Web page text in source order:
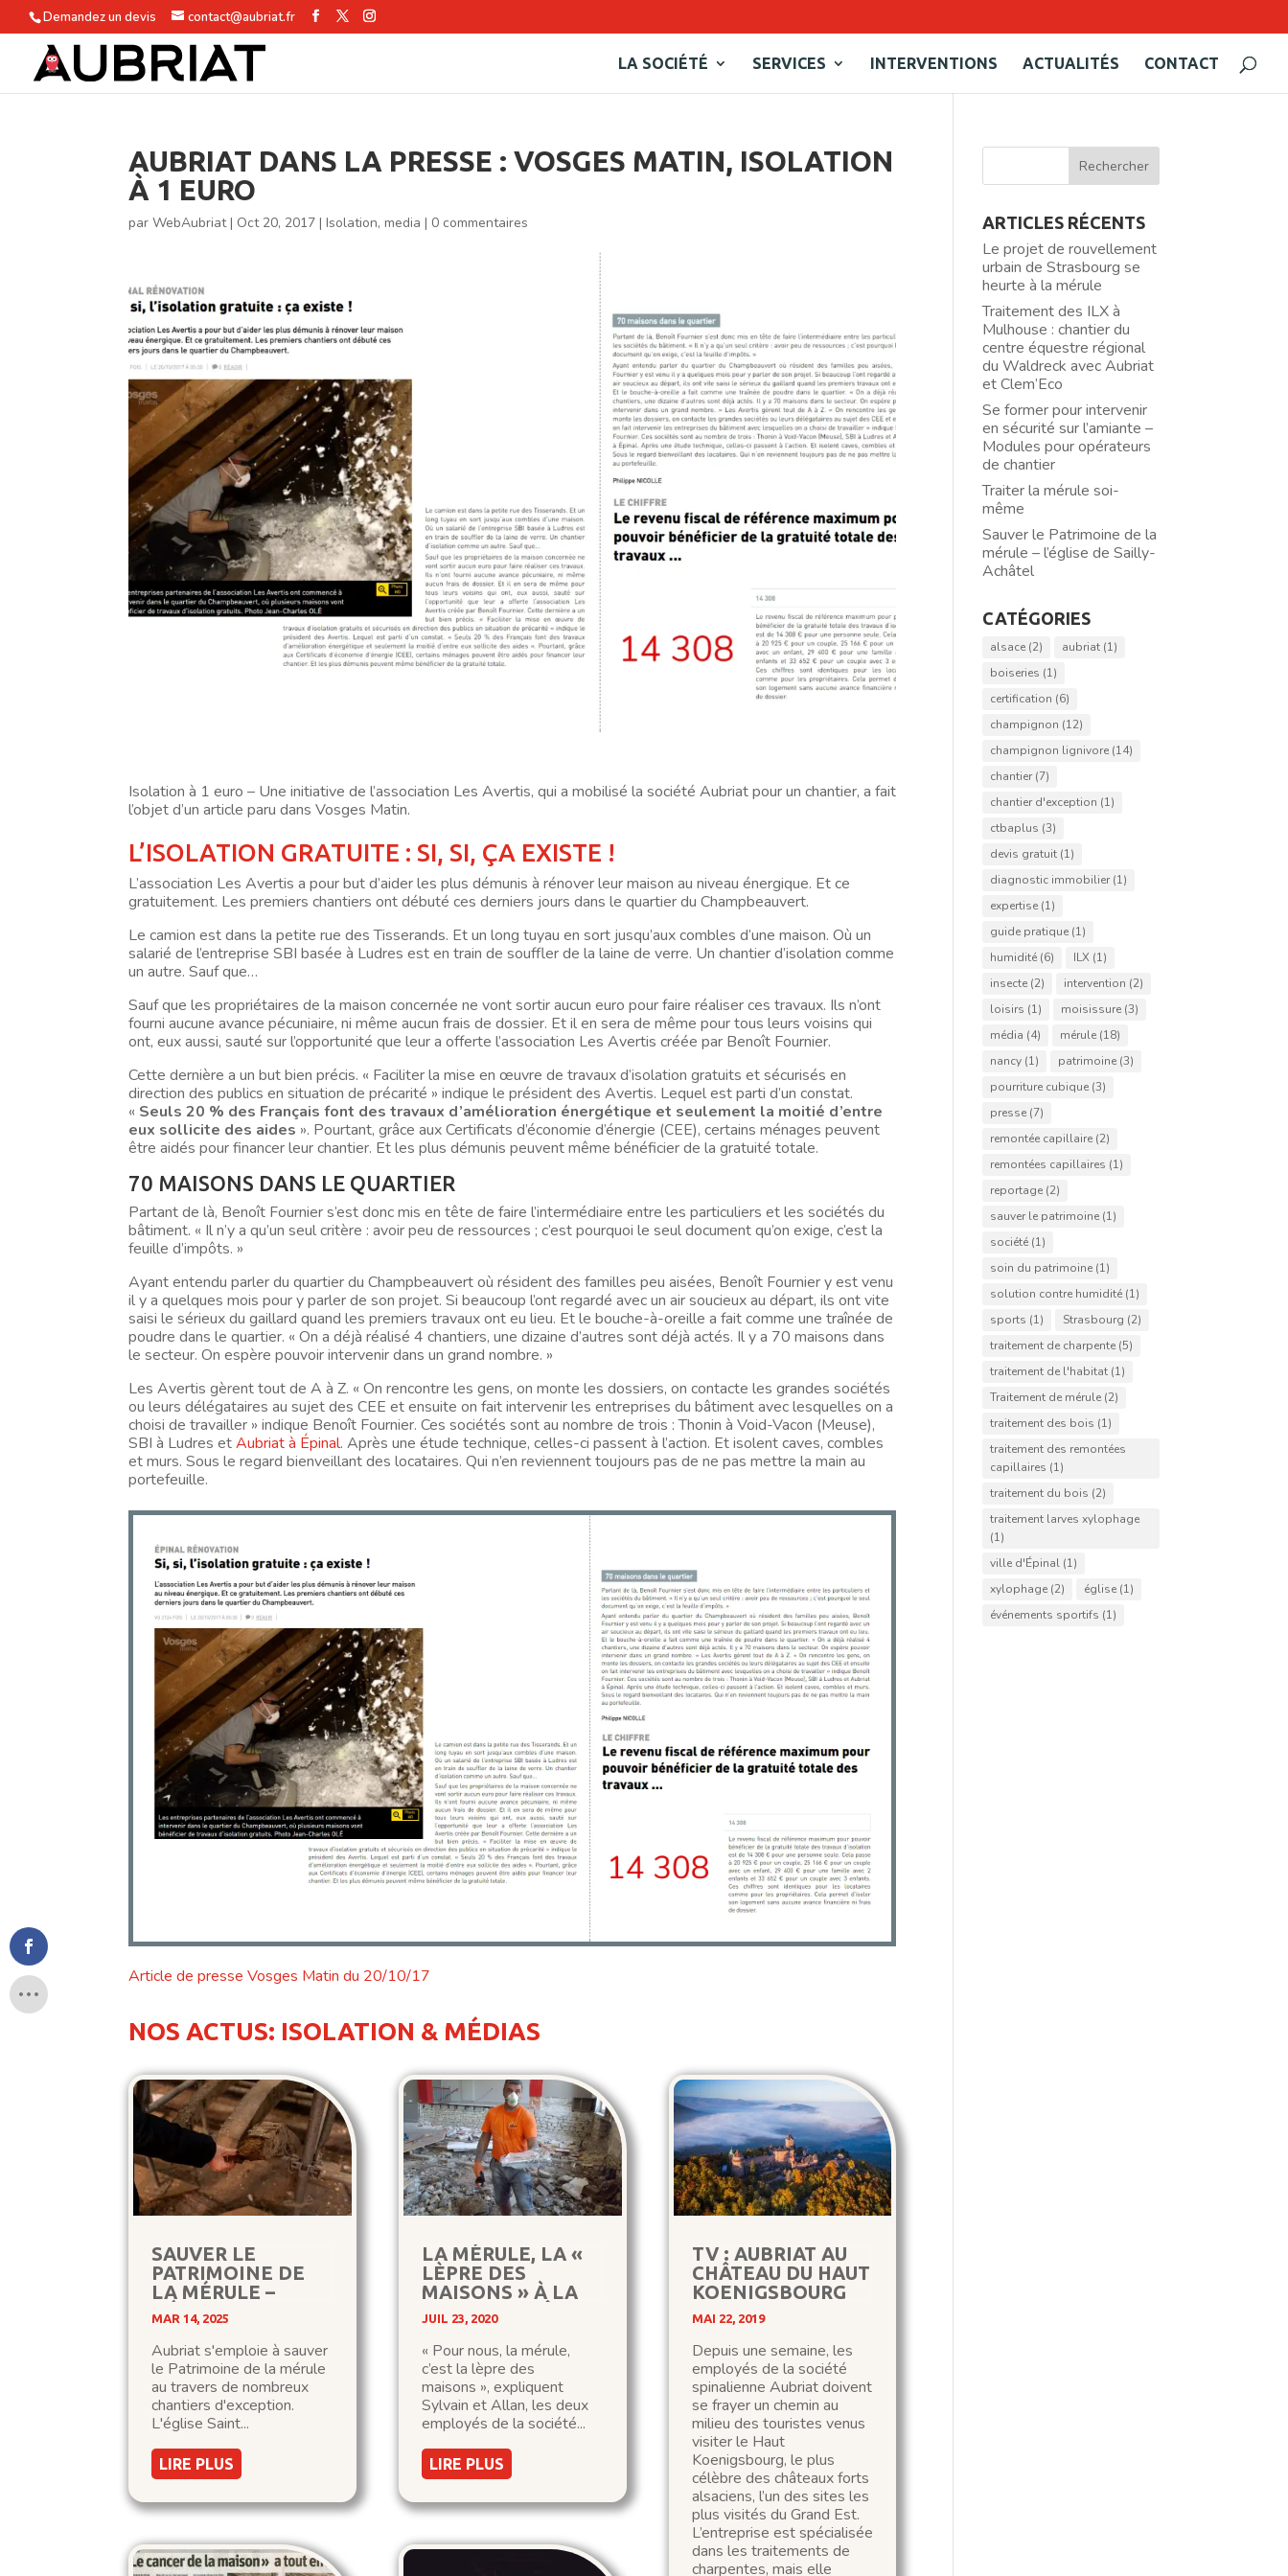
Demandez un devis contact@aubriat.fr
LA SOCIÉTÉ SERVICES INTERVENTIONS ACTUALITÉS CONTACT
AUBRIAT DANS LA PRESSE : VOSGES MATIN, ISOLATION
À 1 EURO
parWebAubriat| Oct 20, 2017 |Isolation,media | 0 commentaires
Isolation à 1 euro – Une initiative de l’association Les Avertis, qui a mobilisé la société Aubriat pour un chantier, a fait
l’objet d’un article paru dans Vosges Matin.
L’ISOLATION GRATUITE : SI, SI, ÇA EXISTE !
L’association Les Avertis a pour but d’aider les plus démunis à rénover leur maison au niveau énergique. Et ce
gratuitement. Les premiers chantiers ont débuté ces derniers jours dans le quartier du Champbeauvert.
Le camion est dans la petite rue des Tisserands. Et un long tuyau en sort jusqu’aux combles d’une maison. Où un
salarié de l’entreprise SBI basée à Ludres est en train de souffler de la laine de verre. Un chantier d’isolation comme
un autre. Sauf que…
Sauf que les propriétaires de la maison concernée ne vont sortir aucun euro pour faire réaliser ces travaux. Ils n’ont
fourni aucune avance pécuniaire, ni même aucun frais de dossier. Et il en sera de même pour tous leurs voisins qui
ont, eux aussi, sauté sur l’opportunité que leur a offerte l’association Les Avertis créée par Benoît Fournier.
Cette dernière a un but bien précis. « Faciliter la mise en œuvre de travaux d’isolation gratuits et sécurisés en
direction des publics en situation de précarité » indique le président des Avertis. Lequel est parti d’un constat.
« Seuls 20 % des Français font des travaux d’amélioration énergétique et seulement la moitié d’entre
eux sollicite des aides ». Pourtant, grâce aux Certificats d’économie d’énergie (CEE), certains ménages peuvent
être aidés pour financer leur chantier. Et les plus démunis peuvent même bénéficier de la gratuité totale.
70 MAISONS DANS LE QUARTIER
Partant de là, Benoît Fournier s’est donc mis en tête de faire l’intermédiaire entre les particuliers et les sociétés du
bâtiment. « Il n’y a qu’un seul critère : avoir peu de ressources ; c’est pourquoi le seul document qu’on exige, c’est la
feuille d’impôts. »
Ayant entendu parler du quartier du Champbeauvert où résident des familles peu aisées, Benoît Fournier y est venu
il y a quelques mois pour y parler de son projet. Si beaucoup l’ont regardé avec un air soucieux au départ, ils ont vite
saisi le sérieux du gaillard quand les premiers travaux ont eu lieu. Et le bouche-à-oreille a fait comme une traînée de
poudre dans le quartier. « On a déjà réalisé 4 chantiers, une dizaine d’autres sont déjà actés. Il y a 70 maisons dans
le secteur. On espère pouvoir intervenir dans un grand nombre. »
Les Avertis gèrent tout de A à Z. « On rencontre les gens, on monte les dossiers, on contacte les grandes sociétés
ou leurs délégataires au sujet des CEE et ensuite on fait intervenir les entreprises du bâtiment avec lesquelles on a
choisi de travailler » indique Benoît Fournier. Ces sociétés sont au nombre de trois : Thonin à Void-Vacon (Meuse),
SBI à Ludres etAubriat à Épinal. Après une étude technique, celles-ci passent à l’action. Et isolent caves, combles
et murs. Sous le regard bienveillant des locataires. Qui n’en reviennent toujours pas de ne pas mettre la main au
portefeuille.
Article de presse Vosges Matin du 20/10/17
NOS ACTUS: ISOLATION & MÉDIAS
SAUVER LE
PATRIMOINE DE
LA MÉRULE –
L’ÉGLISE DE
SAILLY-ACHÂTEL
MAR 14, 2025
Aubriat s'emploie à sauver
le Patrimoine de la mérule
au travers de nombreux
chantiers d'exception.
L'église Saint...
LIRE PLUS
LA MÉRULE, LA «
LÈPRE DES
MAISONS » À LA
SALLE DES FÊTES
JUIL 23, 2020
« Pour nous, la mérule,
c’est la lèpre des
maisons », expliquent
Sylvain et Allan, les deux
employés de la société...
LIRE PLUS
TV : AUBRIAT AU
CHÂTEAU DU HAUT
KOENIGSBOURG
MAI 22, 2019
Depuis une semaine, les
employés de la société
spinalienne Aubriat doivent
se frayer un chemin au
milieu des touristes venus
visiter le Haut
Koenigsbourg, le plus
célèbre des châteaux forts
alsaciens, l’un des sites les
plus visités du Grand Est.
L’entreprise est spécialisée
dans les traitements de
charpentes, mais elle
ARTICLES RÉCENTS
Le projet de rouvellement
urbain de Strasbourg se
heurte à la mérule
Traitement des ILX à
Mulhouse : chantier du
centre équestre régional
du Waldreck avec Aubriat
et Clem’Eco
Se former pour intervenir
en sécurité sur l’amiante –
Modules pour opérateurs
de chantier
Traiter la mérule soi-
même
Sauver le Patrimoine de la
mérule – l’église de Sailly-
Achâtel
CATÉGORIES
alsace(2) aubriat(1)
boiseries (1)
certification (6)
champignon (12)
champignon lignivore(14)
chantier(7)
chantier d'exception (1)
ctbaplus (3)
devis gratuit(1)
diagnostic immobilier(1)
expertise(1)
guide pratique(1)
humidité(6) ILX(1)
insecte(2) intervention (2)
loisirs (1) moisissure(3)
média (4) mérule(18)
nancy(1) patrimoine(3)
pourriture cubique(3)
presse(7)
remontée capillaire(2)
remontées capillaires (1)
reportage(2)
sauver le patrimoine(1)
société(1)
soin du patrimoine(1)
solution contre humidité(1)
sports (1) Strasbourg (2)
traitement de charpente(5)
traitement de l'habitat(1)
Traitement de mérule(2)
traitement des bois (1)
traitement des remontées
capillaires (1)
traitement du bois (2)
traitement larves xylophage
(1)
ville d'Épinal(1)
xylophage(2) église(1)
événements sportifs (1)